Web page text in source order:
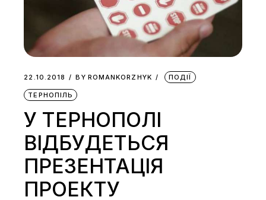
22.10.2018 BY ROMANKORZHYK ПОДІЇ
ТЕРНОПІЛЬ
У ТЕРНОПОЛІ
ВІДБУДЕТЬСЯ
ПРЕЗЕНТАЦІЯ
ПРОЕКТУ